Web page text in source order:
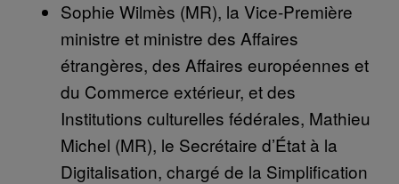
Sophie Wilmès (MR), la Vice-Première
ministre et ministre des Affaires
étrangères, des Affaires européennes et
du Commerce extérieur, et des
Institutions culturelles fédérales, Mathieu
Michel (MR), le Secrétaire d’État à la
Digitalisation, chargé de la Simplification